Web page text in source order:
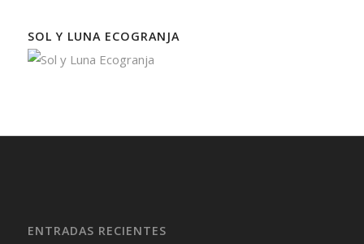
SOL Y LUNA ECOGRANJA
ENTRADAS RECIENTES